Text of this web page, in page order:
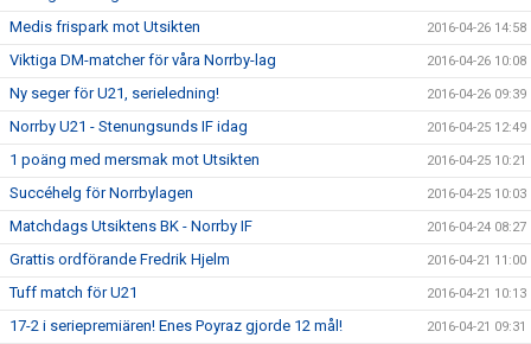
Medis frispark mot Utsikten 2016-04-26 14:58
Viktiga DM-matcher för våra Norrby-lag 2016-04-26 10:08
Ny seger för U21, serieledning! 2016-04-26 09:39
Norrby U21 - Stenungsunds IF idag 2016-04-25 12:49
1 poäng med mersmak mot Utsikten 2016-04-25 10:21
Succéhelg för Norrbylagen 2016-04-25 10:03
Matchdags Utsiktens BK - Norrby IF 2016-04-24 08:27
Grattis ordförande Fredrik Hjelm 2016-04-21 11:00
Tuff match för U21 2016-04-21 10:13
17-2 i seriepremiären! Enes Poyraz gjorde 12 mål! 2016-04-21 09:31